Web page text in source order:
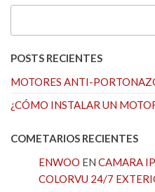
POSTS RECIENTES
MOTORES ANTI-
¿CÓMO INSTALAR UN
COMETARIOS RECIENTES
ENWOO EN CAMARA
COLORVU 24/7